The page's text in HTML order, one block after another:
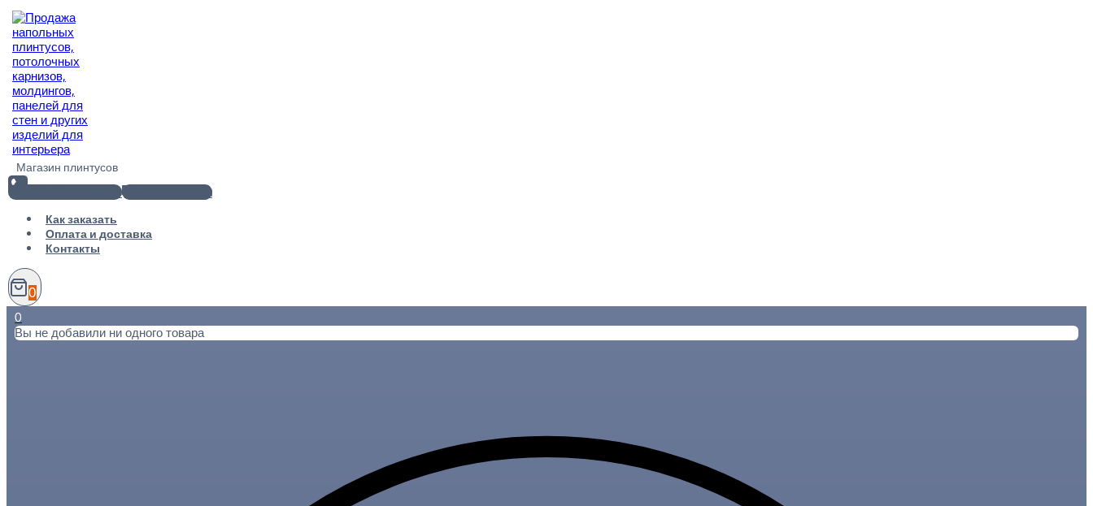
Перейти
содержимому
Магазин плинтусов
+7(812) 920-02-38
info@101metr.ru
Как заказать
Оплата и доставка
Контакты
0
0
Вы не добавили ни одного товара